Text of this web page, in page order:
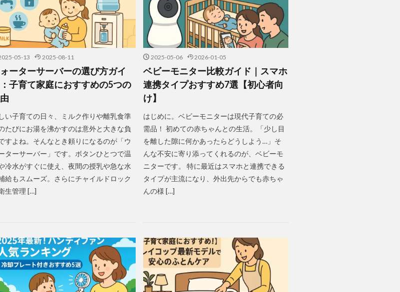
05-13 2025-08-11
ーターサーバーの選び方ガイ
：子育て家庭におすすめの5つの
い子育ての日々、ミルク作りや離乳食準
たびにお湯を沸かすのは意外と大きな負
すよね。そんなとき頼りになるのが「ウ
ターサーバー」です。ボタンひとつで温
冷水がすぐに使え、夜間の授乳や急な水
給もスムーズ。さらにチャイルドロック
生管理 […]
2025-05-06 2026-01-05
ベビーモニター比較ガイド｜スマホ
連携タイプおすすめ7選【初心者向
け】
はじめに。ベビーモニターは現代子育ての必
需品！ 初めての赤ちゃんとの生活。「少し目
を離した隙に何かあったらどうしよう…」そ
んな不安に寄り添ってくれるのが、ベビーモ
ニターです。 特に最近はスマホと連携できる
タイプが主流になり、外出先からでも赤ちゃ
んの様 […]